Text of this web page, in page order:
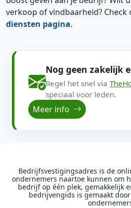
verkoop of vindbaarheid? Check
diensten pagina.
Nog geen zakelijk
Regel het snel via
speciaal voor leden.
Meer info
Bedrijfsvestigingsadres is de
ondernemers naartoe kunnen om
bedrijf op één plek, gemakkelijk
bedrijvengids is gemaakt